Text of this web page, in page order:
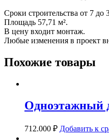
Сроки строительства от 7 до
Площадь 57,71 м².
В цену входит монтаж.
Любые изменения в проект
Похожие товары
Одноэтажный
712.000 ₽ Добавить к